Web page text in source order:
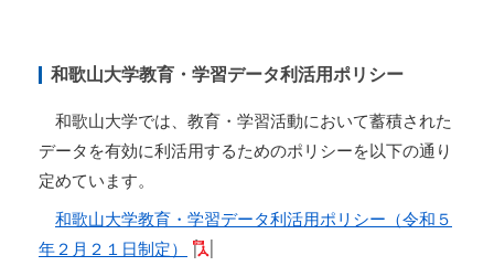
和歌山大学教育・学習データ利活用ポリシー
和歌山大学では、教育・学習活動において蓄積された
データを有効に利活用するためのポリシーを以下の通り
定めています。
和歌山大学教育・学習データ利活用ポリシー（令和５
年２月２１日制定）